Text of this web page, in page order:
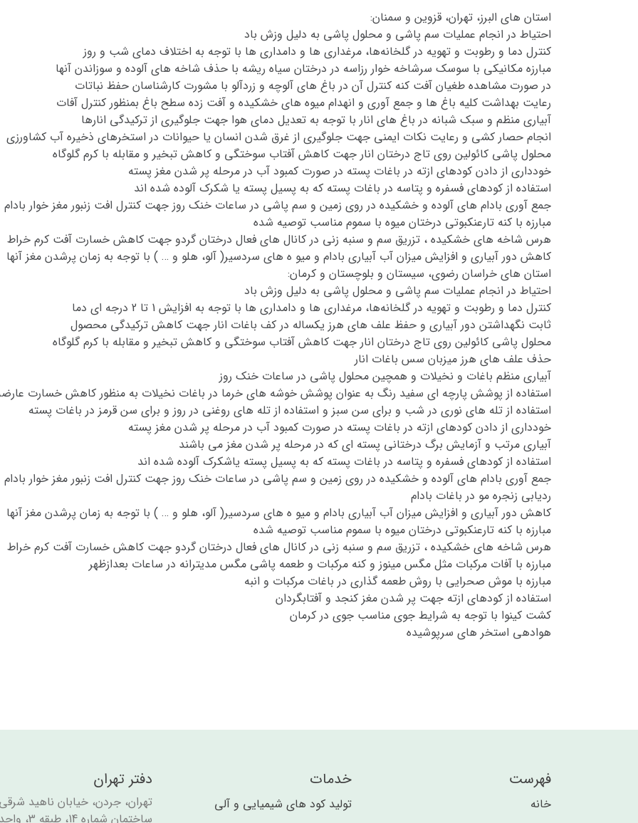
استان های البرز، تهران، قزوین و سمنان:
احتیاط در انجام عملیات سم پاشی و محلول پاشی به دلیل وزش باد
کنترل دما و رطوبت و تهویه در گلخانه‌ها، مرغداری ها و دامداری ها با توجه به اختلاف دمای شب و روز
مبارزه مکانیکی با سوسک سرشاخه خوار رزاسه در درختان سیاه ریشه با حذف شاخه های آلوده و سوزاندن آنها
در صورت مشاهده طغیان آفت کنه کنترل آن در باغ های آلوچه و زردآلو با مشورت کارشناسان حفظ نباتات
رعایت بهداشت کلیه باغ ها و جمع آوری و انهدام میوه های خشکیده و آفت زده سطح باغ بمنظور کنترل آفات
آبیاری منظم و سبک شبانه در باغ های انار با توجه به تعدیل دمای هوا جهت جلوگیری از ترکیدگی انارها
انجام حصار کشی و رعایت نکات ایمنی جهت جلوگیری از غرق شدن انسان یا حیوانات در استخرهای ذخیره آب کشاورزی
محلول پاشی کائولین روی تاج درختان انار جهت کاهش آفتاب سوختگی و کاهش تبخیر و مقابله با کرم گلوگاه
خودداری از دادن کودهای ازته در باغات پسته در صورت کمبود آب در مرحله پر شدن مغز پسته
استفاده از کودهای فسفره و پتاسه در باغات پسته که به پسیل پسته یا شکرک آلوده شده اند
جمع آوری بادام های آلوده و خشکیده در روی زمین و سم پاشی در ساعات خنک روز جهت کنترل افت زنبور مغز خوار بادام
مبارزه با کنه تارعنکبوتی درختان میوه با سموم مناسب توصیه شده
هرس شاخه های خشکیده ، تزریق سم و سنبه زنی در کانال های فعال درختان گردو جهت کاهش خسارت آفت کرم خراط
کاهش دور آبیاری و افزایش میزان آب آبیاری بادام و میو ه های سردسیر( آلو، هلو و … ) با توجه به زمان پرشدن مغز آنها
استان های خراسان رضوی، سیستان و بلوچستان و کرمان:
احتیاط در انجام عملیات سم پاشی و محلول پاشی به دلیل وزش باد
کنترل دما و رطوبت و تهویه در گلخانه‌ها، مرغداری ها و دامداری ها با توجه به افزایش 1 تا 2 درجه ای دما
ثابت نگهداشتن دور آبیاری و حفظ علف های هرز یکساله در کف باغات انار جهت کاهش ترکیدگی محصول
محلول پاشی کائولین روی تاج درختان انار جهت کاهش آفتاب سوختگی و کاهش تبخیر و مقابله با کرم گلوگاه
حذف علف های هرز میزبان سس باغات انار
آبیاری منظم باغات و نخیلات و همچین محلول پاشی در ساعات خنک روز
استفاده از پوشش پارچه ای سفید رنگ به عنوان پوشش خوشه های خرما در باغات نخیلات به منظور کاهش خسارت
استفاده از تله های نوری در شب و برای سن سبز و استفاده از تله های روغنی در روز و برای سن قرمز در باغات پسته
خودداری از دادن کودهای ازته در باغات پسته در صورت کمبود آب در مرحله پر شدن مغز پسته
آبیاری مرتب و آزمایش برگ درختانی پسته ای که در مرحله پر شدن مغز می باشند
استفاده از کودهای فسفره و پتاسه در باغات پسته که به پسیل پسته یاشکرک آلوده شده اند
جمع آوری بادام های آلوده و خشکیده در روی زمین و سم پاشی در ساعات خنک روز جهت کنترل افت زنبور مغز خوار بادام
ردیابی زنجره مو در باغات بادام
کاهش دور آبیاری و افزایش میزان آب آبیاری بادام و میو ه های سردسیر( آلو، هلو و … ) با توجه به زمان پرشدن مغز آنها
مبارزه با کنه تارعنکبوتی درختان میوه با سموم مناسب توصیه شده
هرس شاخه های خشکیده ، تزریق سم و سنبه زنی در کانال های فعال درختان گردو جهت کاهش خسارت آفت کرم خراط
مبارزه با آفات مرکبات مثل مگس مینوز و کنه مرکبات و طعمه پاشی مگس مدیترانه در ساعات بعدازظهر
مبارزه با موش صحرایی با روش طعمه گذاری در باغات مرکبات و انبه
استفاده از کودهای ازته جهت پر شدن مغز کنجد و آفتابگردان
کشت کینوا با توجه به شرایط جوی مناسب جوی در کرمان
هوادهی استخر های سرپوشیده
فهرست
خانه
خدمات
تولید کود های شیمیایی و آلی​​
دفتر تهران
تهران، جردن، خیابان ناهید
ساختمان شماره 14، طبقه 3، واحد 7.